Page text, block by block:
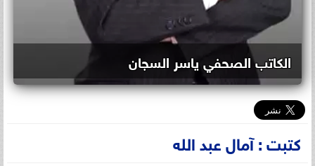
الكاتب الصحفي ياسر السجان
كتبت : آمال عبد الله